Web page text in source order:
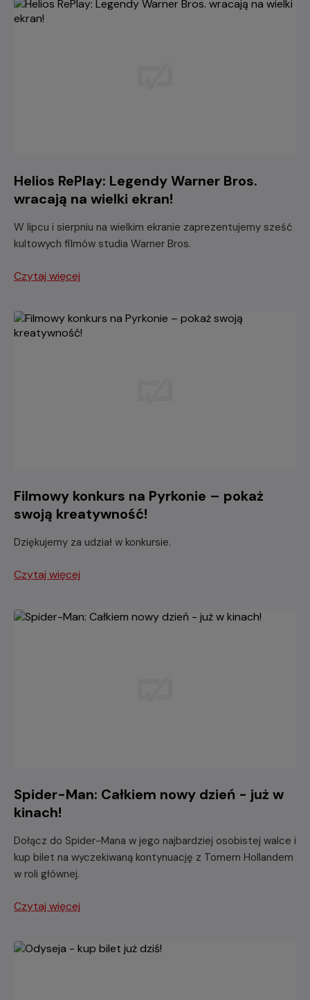
Helios RePlay: Legendy Warner Bros.
wracają na wielki ekran!
W lipcu i sierpniu na wielkim ekranie zaprezentujemy sześć
kultowych filmów studia Warner Bros.
Czytaj więcej
Filmowy konkurs na Pyrkonie – pokaż
swoją kreatywność!
Dziękujemy za udział w konkursie.
Czytaj więcej
Spider-Man: Całkiem nowy dzień - już w
kinach!
Dołącz do Spider-Mana w jego najbardziej osobistej walce i
kup bilet na wyczekiwaną kontynuację z Tomem Hollandem
w roli głównej.
Czytaj więcej